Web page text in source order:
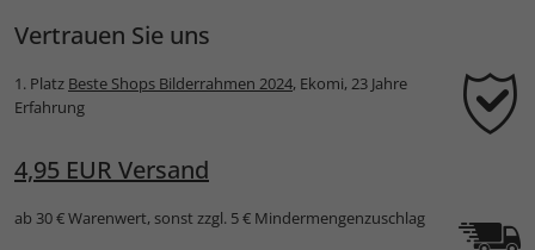
Vertrauen Sie uns
1. Platz Beste Shops Bilderrahmen 2024, Ekomi, 23 Jahre
Erfahrung
4,95 EUR Versand
ab 30 € Warenwert, sonst zzgl. 5 € Mindermengenzuschlag